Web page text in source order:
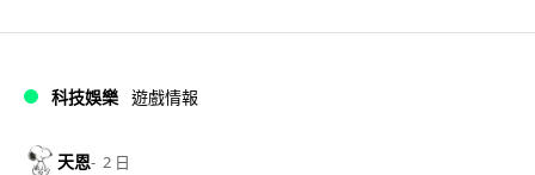
科技娛樂 遊戲情報
天恩 2 日